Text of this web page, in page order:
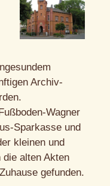
Archiv-
Wagner
Sparkasse und
kleinen und
die alten Akten
gefunden.